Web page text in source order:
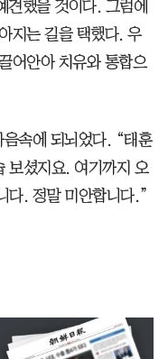
견했을 것이다. 그럼에
지는 길을 택했다. 우
어안아 치유와 통합으
속에 되뇌었다. “태훈
보셨지요. 여기까지 오
다. 정말 미안합니다.”